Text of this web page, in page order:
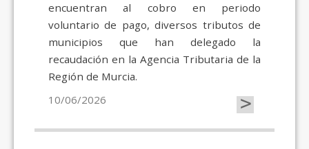
encuentran al cobro en periodo
voluntario de pago, diversos tributos de
municipios que han delegado la
recaudación en la Agencia Tributaria de la
Región de Murcia.
10/06/2026
>